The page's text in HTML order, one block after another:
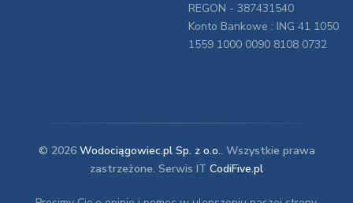
REGON - 387431540
Konto Bankowe : ING 41 1050
1559 1000 0090 8108 0732
© 2026 Wodociągowiec.pl Sp. z o.o.. Wszystkie prawa
zastrzeżone. Serwis IT CodiFive.pl